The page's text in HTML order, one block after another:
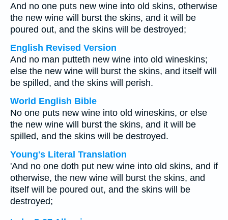
And no one puts new wine into old skins, otherwise
the new wine will burst the skins, and it will be
poured out, and the skins will be destroyed;
English Revised Version
And no man putteth new wine into old wineskins;
else the new wine will burst the skins, and itself will
be spilled, and the skins will perish.
World English Bible
No one puts new wine into old wineskins, or else
the new wine will burst the skins, and it will be
spilled, and the skins will be destroyed.
Young's Literal Translation
'And no one doth put new wine into old skins, and if
otherwise, the new wine will burst the skins, and
itself will be poured out, and the skins will be
destroyed;